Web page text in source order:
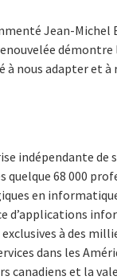
Jean-
à nous adapter et
indépendante de
quelque 68 000
en
d’applications
à des
dans les
canadiens et la